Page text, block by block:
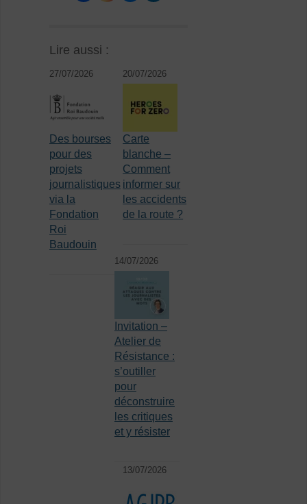
Lire aussi :
27/07/2026
Des bourses
pour des
projets
journalistiques
via la
Fondation
Roi
Baudouin
20/07/2026
Carte
blanche –
Comment
informer sur
les accidents
de la route ?
14/07/2026
Invitation –
Atelier de
Résistance :
s’outiller
pour
déconstruire
les critiques
et y résister
13/07/2026